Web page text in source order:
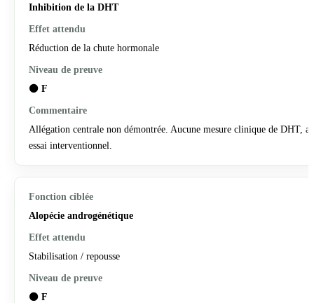
Inhibition de la DHT
Réduction de la chute hormonale
⚫ F
Allégation centrale non démontrée. Aucune mesure clinique de DHT,
essai interventionnel.
Alopécie androgénétique
Stabilisation / repousse
⚫ F